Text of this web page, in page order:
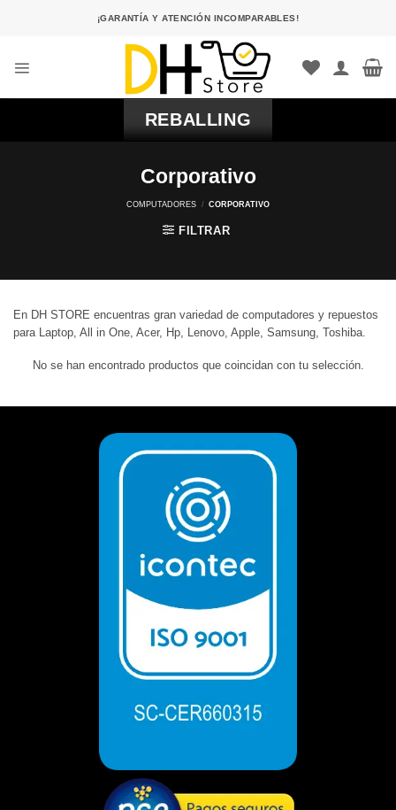
¡GARANTÍA Y ATENCIÓN INCOMPARABLES!
REBALLING
Corporativo
COMPUTADORES / CORPORATIVO
FILTRAR
En DH STORE encuentras gran variedad de computadores y repuestos
para Laptop, All in One, Acer, Hp, Lenovo, Apple, Samsung, Toshiba.
No se han encontrado productos que coincidan con tu selección.